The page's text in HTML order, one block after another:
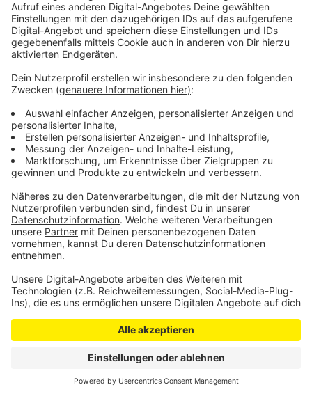
Anzeige
immer heißerem und trockenerem Wetter auch
kritisch: vor allem im Freibad Wiembachtal würden
Bäume und Büsche als natürliche Schattenspender
leiden.
Mit dem Hundeschwimmen geht morgen dann im
Ende.
Anzeige
Anzeige